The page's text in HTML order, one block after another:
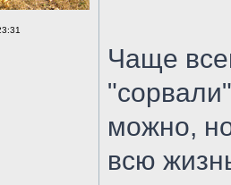
Чаще
можно,
всю